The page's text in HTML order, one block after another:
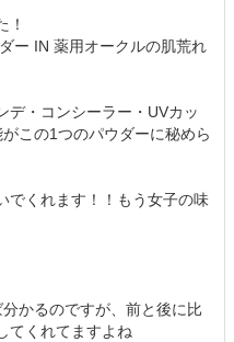
！
ー IN 薬用オークルの肌荒れ
デ・コンシーラー・UVカッ
この1つのパウダーに秘めら
でくれます！！もう女子の味
かるのですが、前と後に比
てくれてますよね